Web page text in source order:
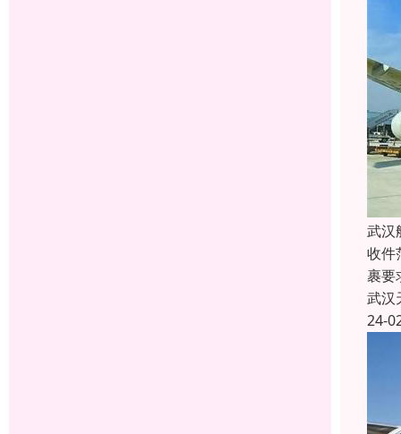
武汉
收件
裹要
武汉
24-